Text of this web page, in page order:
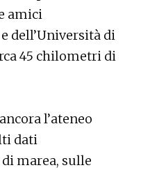
amici
dell’Università di
45 chilometri di
l’ateneo
dati
marea, sulle